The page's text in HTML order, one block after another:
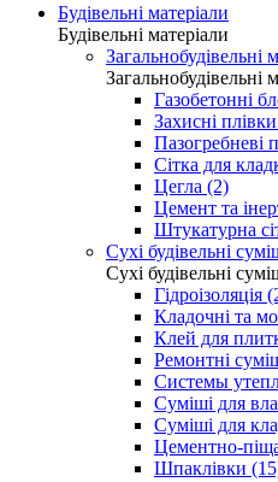
Будівельні матеріали
Будівельні матеріали
Загальнобудівельні
Загальнобудівельні
Газобетонні
Захисні
Пазогребневі
Сітка для
Цегла (2)
Цемент та
Штукатурна
Сухі будівельні
Сухі будівельні
Гідроізоляція
Кладочні та
Клей для
Ремонтні
Системы
Суміші для
Суміші для
Цементно-
Шпаклівки